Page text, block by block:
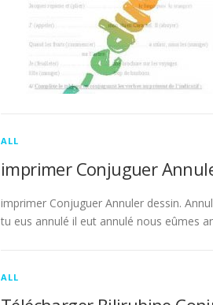
ALL
imprimer Conjuguer
imprimer Conjuguer Annuler dessin.
tu eus annulé il eut annulé nous eûmes
ALL